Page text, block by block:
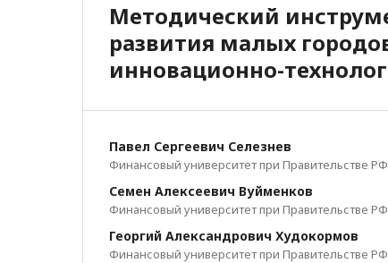
Методический
развития малых
инновационно-
Павел Сергеевич Селезнев
Финансовый университет при Правительстве РФ
Семен Алексеевич Вуйменков
Финансовый университет при Правительстве РФ
Георгий Александрович Худокормов
Финансовый университет при Правительстве РФ